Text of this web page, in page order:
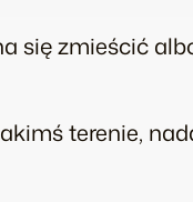
się zmieścić
terenie,